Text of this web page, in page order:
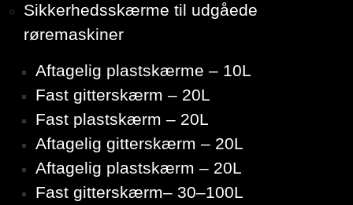
Sikkerhedsskærme til udgåede
røremaskiner
Aftagelig plastskærme – 10L
Fast gitterskærm – 20L
Fast plastskærm – 20L
Aftagelig gitterskærm – 20L
Aftagelig plastskærm – 20L
Fast gitterskærm– 30–100L